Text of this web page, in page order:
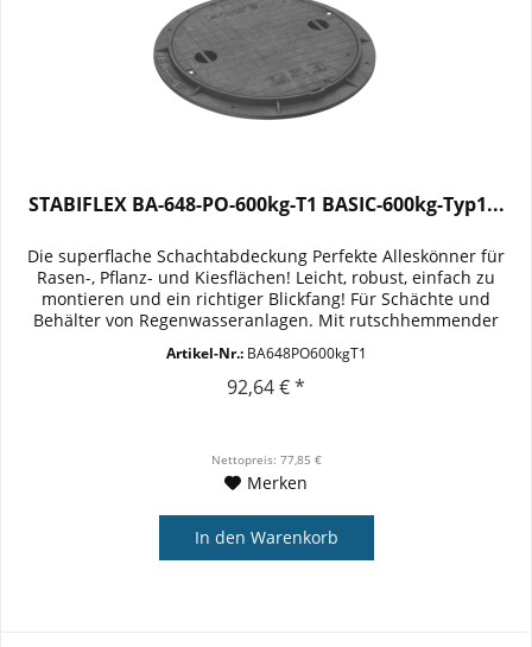
STABIFLEX BA-648-PO-600kg-T1 BASIC-600kg-Typ1...
Die superflache Schachtabdeckung Perfekte Alleskönner für
Rasen-, Pflanz- und Kiesflächen! Leicht, robust, einfach zu
montieren und ein richtiger Blickfang! Für Schächte und
Behälter von Regenwasseranlagen. Mit rutschhemmender
Artikel-Nr.:BA648PO600kgT1
92,64 € *
Nettopreis: 77,85 €
Merken
In den Warenkorb